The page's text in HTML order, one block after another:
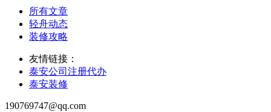
所有文章
轻舟动态
装修攻略
友情链接：
泰安公司注册代办
泰安装修
190769747@qq.com